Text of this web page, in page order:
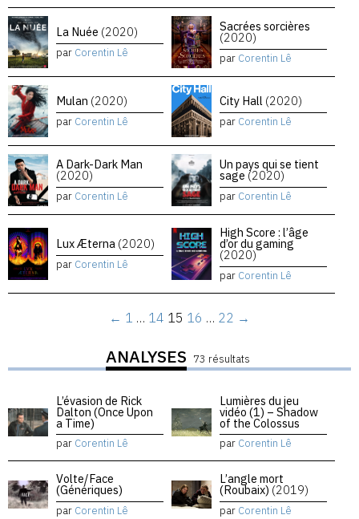
La Nuée (2020)
par Corentin Lê
Sacrées sorcières
(2020)
par Corentin Lê
Mulan (2020)
par Corentin Lê
City Hall (2020)
par Corentin Lê
A Dark-Dark Man
(2020)
par Corentin Lê
Un pays qui se tient
sage (2020)
par Corentin Lê
Lux Æterna (2020)
par Corentin Lê
High Score : l’âge
d’or du gaming
(2020)
par Corentin Lê
← 1 … 14 15 16 … 22 →
ANALYSES 73 résultats
L’évasion de Rick
Dalton (Once Upon
a Time)
par Corentin Lê
Lumières du jeu
vidéo (1) – Shadow
of the Colossus
par Corentin Lê
Volte/Face
(Génériques)
par Corentin Lê
L’angle mort
(Roubaix) (2019)
par Corentin Lê